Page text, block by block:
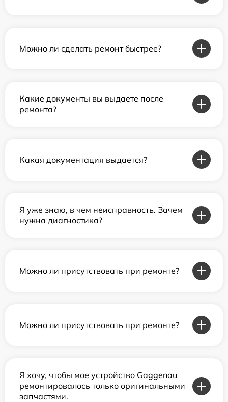
Можно ли сделать ремонт быстрее?
Какие документы вы выдаете после
ремонта?
Какая документация выдается?
Я уже знаю, в чем неисправность. Зачем
нужна диагностика?
Можно ли присутствовать при ремонте?
Можно ли присутствовать при ремонте?
Я хочу, чтобы мое устройство Gaggenau
ремонтировалось только оригинальными
запчастями.